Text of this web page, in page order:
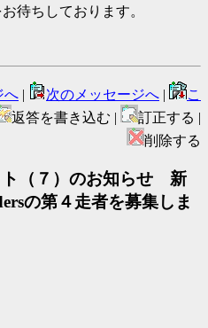
待ちしております。
へ | 次のメッセージへ |
こ
返答を書き込む |
訂正する |
削除する
ト（７）のお知らせ 新
の第４走者を募集しま